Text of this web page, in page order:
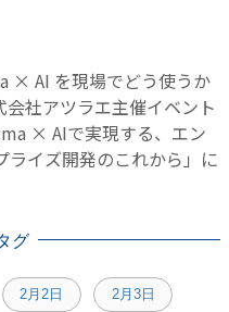
× AI を現場でどう使うか
会社アツラエ主催イベント
× AIで実現する、エン
ライズ開発のこれから」に
グ
2月2日 2月3日